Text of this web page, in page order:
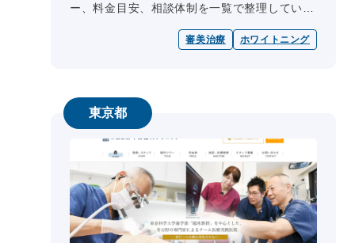
ー、料金目安、相談体制を一覧で整理していま
審美治療 ホワイトニング
東京都